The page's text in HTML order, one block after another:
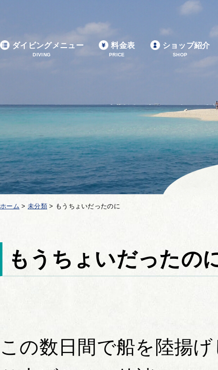
ダイビングメニュー
DIVING
料金表
PRICE
ショップ紹介
SHOP
ホーム > 未分類> もうちょいだったのに
もうちょいだったの
この数日間で船を陸揚